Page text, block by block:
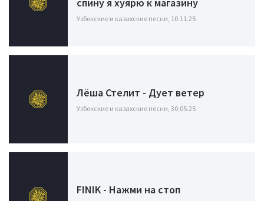
Узбекские и казахские песни, 10.11.25
Лëша Стелит - Дует ветер
Узбекские и казахские песни, 30.05.25
FINIK - Нажми на стоп